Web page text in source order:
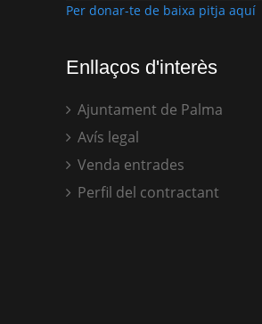
Per donar-te de baixa pitja aquí
Enllaços d'interès
Ajuntament de Palma
Avís legal
Venda entrades
Perfil del contractant